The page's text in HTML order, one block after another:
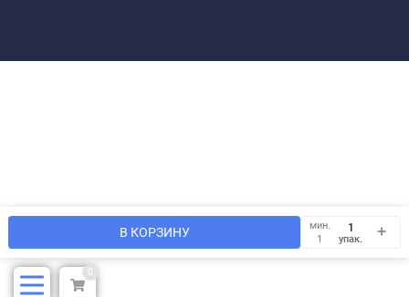
В КОРЗИНУ
мин.
1
упак.
0
Мы используем файлы cookie, чтобы сайт был лучше для
OK